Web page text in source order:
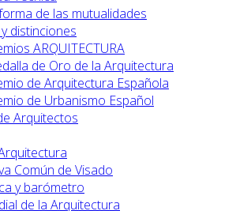
de las mutualidades
distinciones
ARQUITECTURA
de Oro de la Arquitectura
de Arquitectura Española
de Urbanismo Español
Arquitectos
Común de Visado
y barómetro
de la Arquitectura